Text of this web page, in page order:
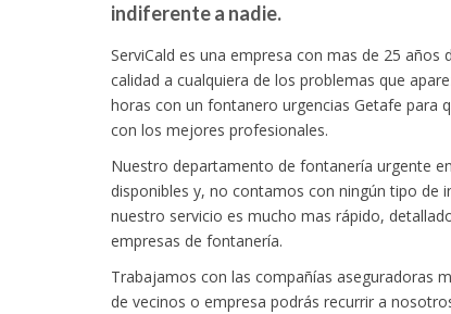
indiferente a nadie.
ServiCald es una empresa con mas de 25
calidad a cualquiera de los problemas que
horas con un fontanero urgencias Getafe para
con los mejores profesionales.
Nuestro departamento de fontanería urgente
disponibles y, no contamos con ningún tipo de
nuestro servicio es mucho mas rápido,
empresas de fontanería.
Trabajamos con las compañías aseguradoras
de vecinos o empresa podrás recurrir a